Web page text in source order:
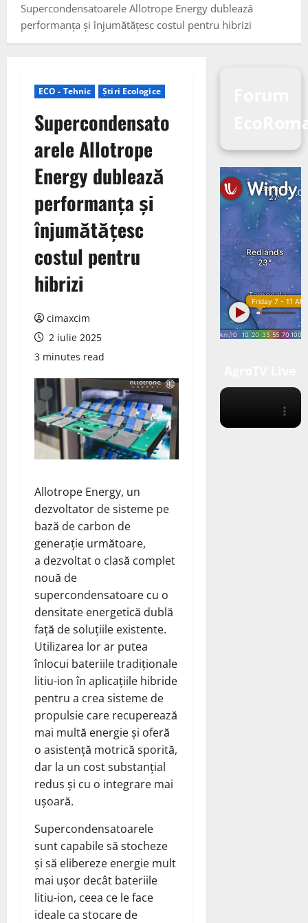
Supercondensatoarele Allotrope Energy dublează
performanța și înjumătățesc costul pentru hibrizi
ECO - Tehnic Știri Ecologice
Supercondensato
arele Allotrope
Energy dublează
performanța și
înjumătățesc
costul pentru
hibrizi
cimaxcim
2 iulie 2025
3 minutes read
Allotrope Energy, un
dezvoltator de sisteme pe
bază de carbon de
generație următoare,
a dezvoltat o clasă complet
nouă de
supercondensatoare cu o
densitate energetică dublă
față de soluțiile existente.
Utilizarea lor ar putea
înlocui bateriile tradiționale
litiu-ion în aplicațiile hibride
pentru a crea sisteme de
propulsie care recuperează
mai multă energie și oferă
o asistență motrică sporită,
dar la un cost substanțial
redus și cu o integrare mai
ușoară.
Supercondensatoarele
sunt capabile să stocheze
și să elibereze energie mult
mai ușor decât bateriile
litiu-ion, ceea ce le face
ideale ca stocare de